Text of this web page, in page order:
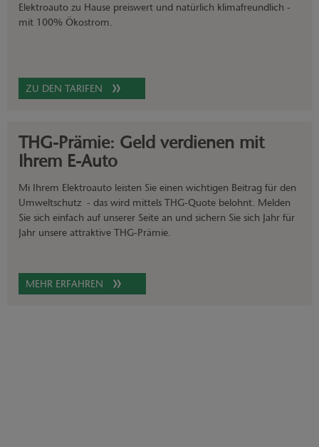
Elektroauto zu Hause preiswert und natürlich klimafreundlich -
mit 100% Ökostrom.
ZU DEN TARIFEN
THG-Prämie: Geld verdienen mit
Ihrem E-Auto
Mi Ihrem Elektroauto leisten Sie einen wichtigen Beitrag für den
Umweltschutz - das wird mittels THG-Quote belohnt. Melden
Sie sich einfach auf unserer Seite an und sichern Sie sich Jahr für
Jahr unsere attraktive THG-Prämie.
MEHR ERFAHREN